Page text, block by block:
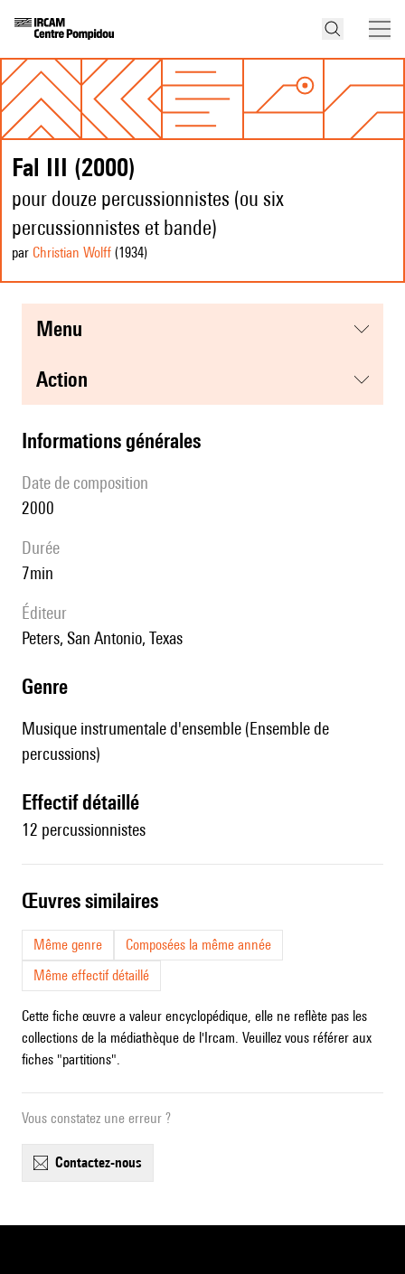
Fal III (2000)
pour douze percussionnistes (ou six
percussionnistes et bande)
par Christian Wolff (1934)
menu
action
informations générales
date de composition
2000
durée
7min
éditeur
Peters, San Antonio, Texas
genre
Musique instrumentale d'ensemble (Ensemble de
percussions)
effectif détaillé
12 percussionnistes
œuvres similaires
Même genre
Composées la même année
Même effectif détaillé
Cette fiche œuvre a valeur encyclopédique, elle ne reflète pas les
collections de la médiathèque de l'Ircam. Veuillez vous référer aux
fiches "partitions".
Vous constatez une erreur ?
contactez-nous